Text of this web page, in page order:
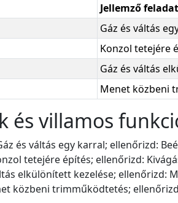
Jellemző feladat
Gáz és váltás
Konzol tetejére
Gáz és váltás
Menet közbeni
és villamos
és váltás egy karral; ellenőrizd:
tetejére építés; ellenőrizd:
elkülönített kezelése; ellenőrizd:
közbeni trimműködtetés;